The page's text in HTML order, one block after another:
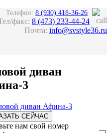
Телефон: 8 (930) 418-36-26
факс: 8 (473) 233-44-24
Почта: info@svstyle36.ru
диван
3
СЕЙЧАС
нам свой номер